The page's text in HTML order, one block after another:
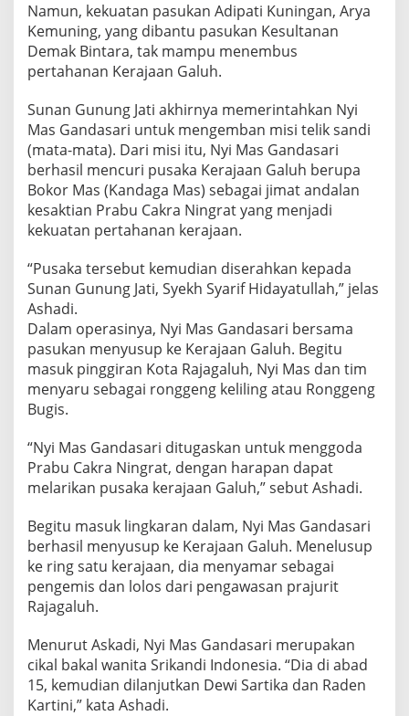
Namun, kekuatan pasukan Adipati Kuningan, Arya
Kemuning, yang dibantu pasukan Kesultanan
Demak Bintara, tak mampu menembus
pertahanan Kerajaan Galuh.
Sunan Gunung Jati akhirnya memerintahkan Nyi
Mas Gandasari untuk mengemban misi telik sandi
(mata-mata). Dari misi itu, Nyi Mas Gandasari
berhasil mencuri pusaka Kerajaan Galuh berupa
Bokor Mas (Kandaga Mas) sebagai jimat andalan
kesaktian Prabu Cakra Ningrat yang menjadi
kekuatan pertahanan kerajaan.
“Pusaka tersebut kemudian diserahkan kepada
Sunan Gunung Jati, Syekh Syarif Hidayatullah,” jelas
Ashadi.
Dalam operasinya, Nyi Mas Gandasari bersama
pasukan menyusup ke Kerajaan Galuh. Begitu
masuk pinggiran Kota Rajagaluh, Nyi Mas dan tim
menyaru sebagai ronggeng keliling atau Ronggeng
Bugis.
“Nyi Mas Gandasari ditugaskan untuk menggoda
Prabu Cakra Ningrat, dengan harapan dapat
melarikan pusaka kerajaan Galuh,” sebut Ashadi.
Begitu masuk lingkaran dalam, Nyi Mas Gandasari
berhasil menyusup ke Kerajaan Galuh. Menelusup
ke ring satu kerajaan, dia menyamar sebagai
pengemis dan lolos dari pengawasan prajurit
Rajagaluh.
Menurut Askadi, Nyi Mas Gandasari merupakan
cikal bakal wanita Srikandi Indonesia. “Dia di abad
15, kemudian dilanjutkan Dewi Sartika dan Raden
Kartini,” kata Ashadi.